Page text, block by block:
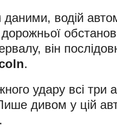
водій
він
.
удару всі три
дивом у цій